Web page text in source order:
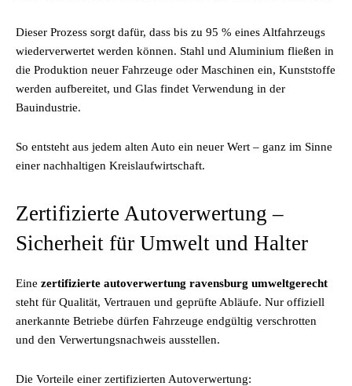
Dieser Prozess sorgt dafür, dass bis zu 95 % eines Altfahrzeugs
wiederverwertet werden können. Stahl und Aluminium fließen in
die Produktion neuer Fahrzeuge oder Maschinen ein, Kunststoffe
werden aufbereitet, und Glas findet Verwendung in der
Bauindustrie.
So entsteht aus jedem alten Auto ein neuer Wert – ganz im Sinne
einer nachhaltigen Kreislaufwirtschaft.
Zertifizierte Autoverwertung –
Sicherheit für Umwelt und Halter
Eine zertifizierte autoverwertung ravensburg umweltgerecht
steht für Qualität, Vertrauen und geprüfte Abläufe. Nur offiziell
anerkannte Betriebe dürfen Fahrzeuge endgültig verschrotten
und den Verwertungsnachweis ausstellen.
Die Vorteile einer zertifizierten Autoverwertung: